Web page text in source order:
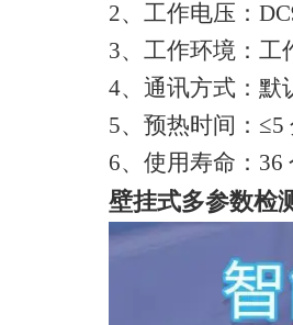
2、工作电压：
3、工作环境：工
4、通讯方式：默
5、预热时间：≤5
6、使用寿命：36
壁挂式多参数检